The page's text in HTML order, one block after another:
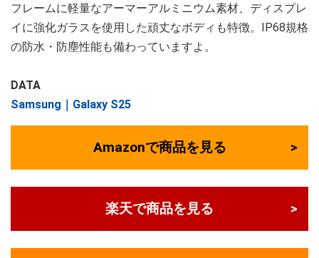
フレームに軽量なアーマーアルミニウム素材、ディスプレ
イに強化ガラスを使用した頑丈なボディも特徴。IP68規格
の防水・防塵性能も備わっていますよ。
DATA
Samsung｜Galaxy S25
Amazonで商品を見る
楽天で商品を見る